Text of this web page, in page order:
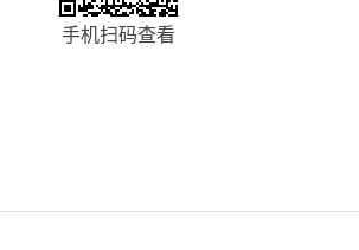
手机扫码查看